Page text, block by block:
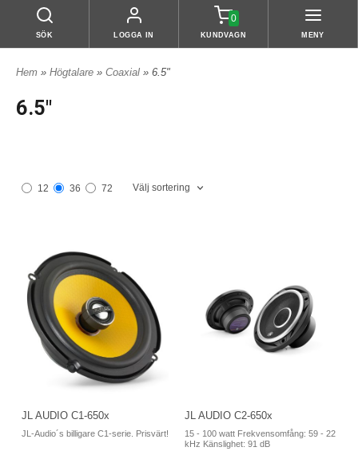
SÖK LOGGA IN
0
KUNDVAGN MENY
Hem » Högtalare » Coaxial » 6.5"
6.5"
12 36 72 Välj sortering
JL AUDIO C1-650x
JL-Audio´s billigare C1-serie. Prisvärt!
JL AUDIO C2-650x
15 - 100 watt Frekvensomfång: 59 - 22
kHz Känslighet: 91 dB